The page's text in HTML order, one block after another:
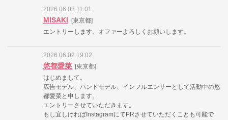
2026.06.03 11:01
MISAKI
[東京都]
エントリーします、オファーよろしくお願いします。
2026.06.02 19:02
悠都愛菜 [東京都]
はじめまして。
広告モデル、ハンドモデル、インフルエンサーとして活動中の悠
都愛菜と申します。
エントリーさせていただきます。
もし宜しければInstagramにてPRさせていただくことも可能で